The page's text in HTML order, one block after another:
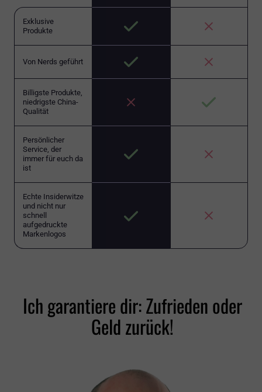
Exklusive
Produkte
Von Nerds geführt
Billigste Produkte,
niedrigste China-
Qualität
Persönlicher
Service, der
immer für euch da
ist
Echte Insiderwitze
und nicht nur
schnell
aufgedruckte
Markenlogos
Ich garantiere dir: Zufrieden oder
Geld zurück!